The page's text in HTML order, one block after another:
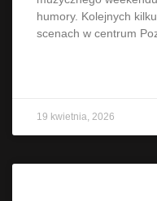
humory. Kolejnych
scenach w centrum
19 kwietnia, 2026